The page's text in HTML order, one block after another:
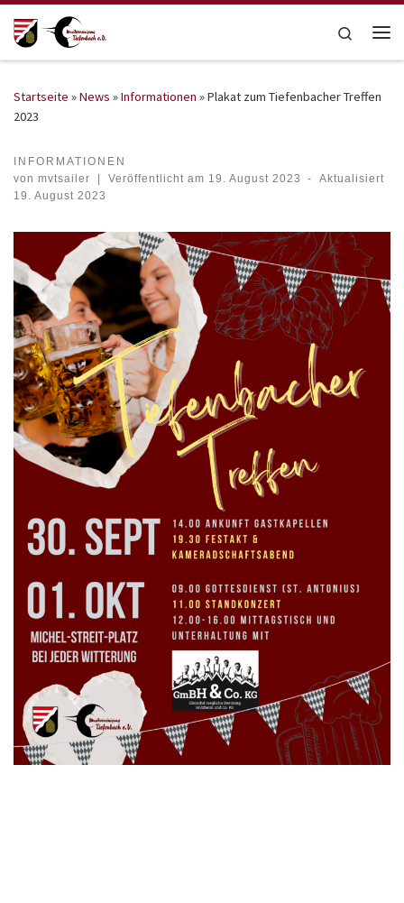
Zum Inhalt springen
Search
Startseite »News »Informationen »Plakat zum Tiefenbacher Treffen
2023
INFORMATIONEN
von mvtsailer Veröffentlicht am 19. August 2023 -
Aktualisiert
19. August 2023